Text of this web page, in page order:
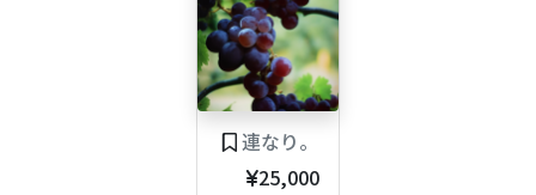
連なり。
25,000